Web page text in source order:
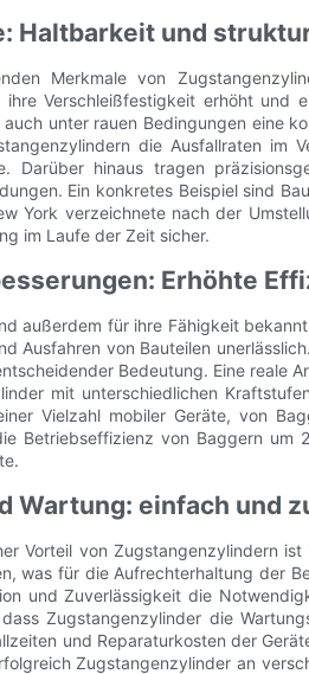
Haltbarkeit und
Merkmale von
ihre Verschleißfestigkeit erhöht
unter rauen Bedingungen eine
die Ausfallraten im
Darüber hinaus tragen
Ein konkretes Beispiel sind
York verzeichnete nach der
im Laufe der Zeit sicher.
Erhöhte
außerdem für ihre Fähigkeit
Ausfahren von Bauteilen
Bedeutung. Eine reale
mit unterschiedlichen
Vielzahl mobiler Geräte, von
Betriebseffizienz von Baggern
Wartung: einfach und
Vorteil von Zugstangenzylindern
was für die Aufrechterhaltung der
und Zuverlässigkeit die
Zugstangenzylinder die
und Reparaturkosten der
Zugstangenzylinder an